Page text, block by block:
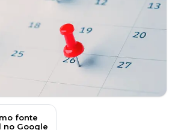
fonte
no Google